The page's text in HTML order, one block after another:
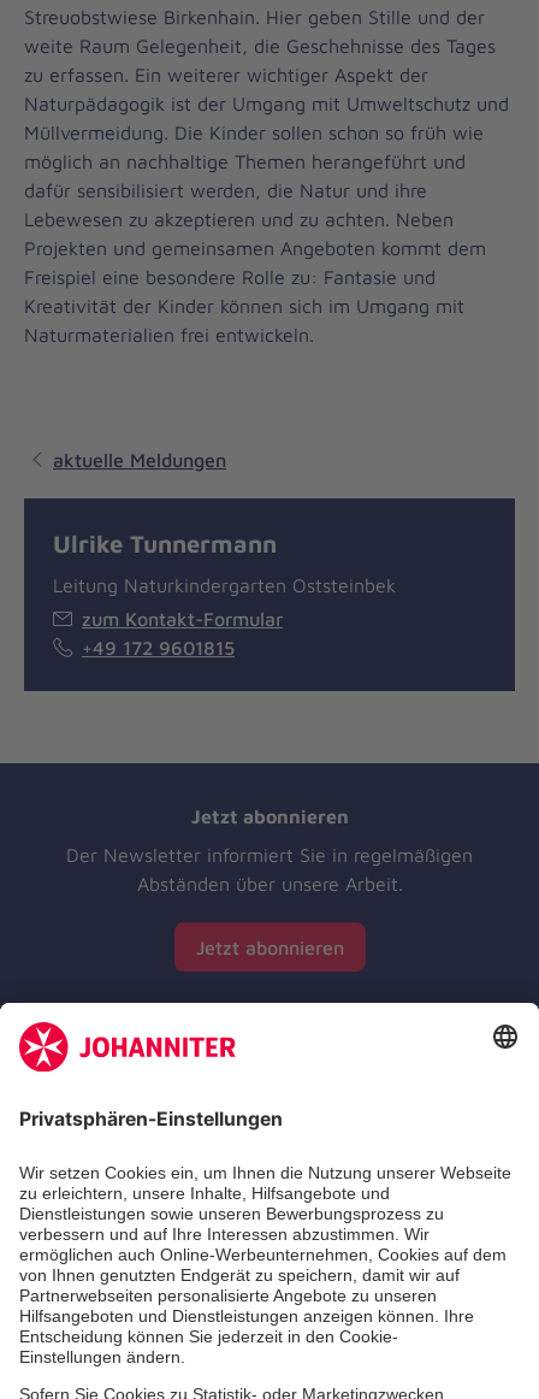
Streuobstwiese Birkenhain. Hier geben Stille und der
weite Raum Gelegenheit, die Geschehnisse des Tages
zu erfassen. Ein weiterer wichtiger Aspekt der
Naturpädagogik ist der Umgang mit Umweltschutz und
Müllvermeidung. Die Kinder sollen schon so früh wie
möglich an nachhaltige Themen herangeführt und
dafür sensibilisiert werden, die Natur und ihre
Lebewesen zu akzeptieren und zu achten. Neben
Projekten und gemeinsamen Angeboten kommt dem
Freispiel eine besondere Rolle zu: Fantasie und
Kreativität der Kinder können sich im Umgang mit
Naturmaterialien frei entwickeln.
aktuelle Meldungen
Ulrike Tunnermann
Leitung Naturkindergarten Oststeinbek
zum Kontakt-Formular
+49 172 9601815
Jetzt abonnieren
Der Newsletter informiert Sie in regelmäßigen
Abständen über unsere Arbeit.
Jetzt abonnieren
Zertifizierung der Johanniter-Unfall-Hilfe e.V.
Die Johanniter GmbH führt das Spendenzertifikat
des Deutschen Spendenrats e.V.